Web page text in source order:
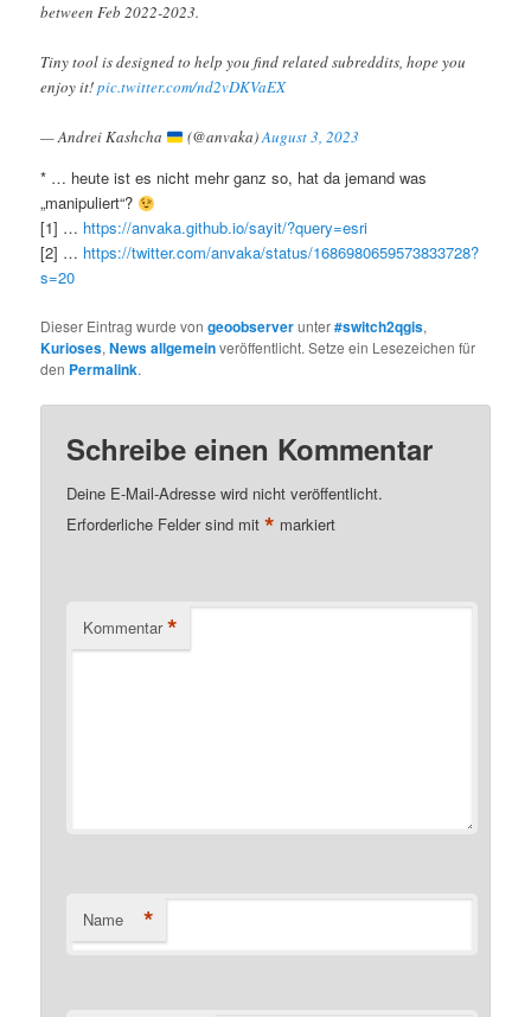
between Feb 2022-2023.
Tiny tool is designed to help you find related subreddits, hope you
enjoy it!pic.twitter.com/nd2vDKVaEX
— Andrei Kashcha (@anvaka)August 3, 2023
* … heute ist es nicht mehr ganz so, hat da jemand was
„manipuliert“?
[1] … https://anvaka.github.io/sayit/?query=esri
[2] … https://twitter.com/anvaka/status/1686980659573833728?
s=20
Dieser Eintrag wurde vongeoobserverunter#switch2qgis,
Kurioses,News allgemeinveröffentlicht. Setze ein Lesezeichen für
den Permalink.
Schreibe einen Kommentar
Deine E-Mail-Adresse wird nicht veröffentlicht.
Erforderliche Felder sind mit* markiert
Kommentar *
Name *